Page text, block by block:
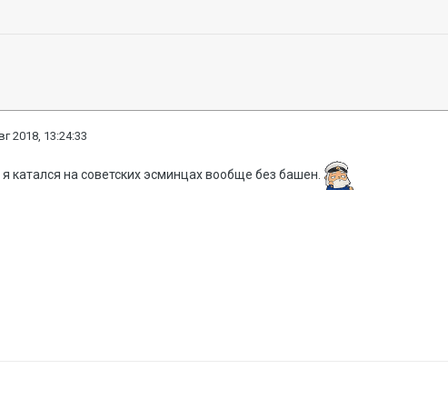
2018, 13:24:33
катался на советских эсминцах вообще без башен.